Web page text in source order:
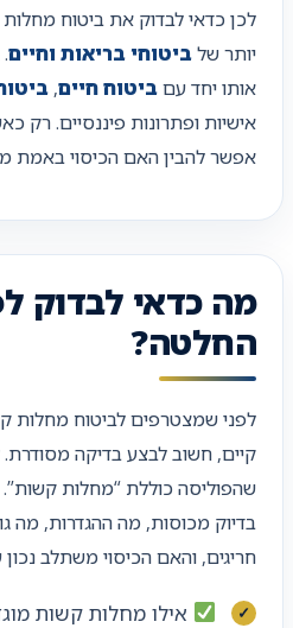
לכן כדאי לבדוק את ביטוח
יותר שלביטוחי בריאות וחיים
אותו יחד עםביטוח חיים,
אישיות ופתרונות פיננסיים. רק
אפשר להבין האם הכיסוי באמת
מה כדאי לבדוק
החלטה?
לפני שמצטרפים לביטוח מחלות
קיים, חשוב לבצע בדיקה
שהפוליסה כוללת “מחלות קשות”.
בדיוק מכוסות, מה ההגדרות, מה
חריגים, והאם הכיסוי משתלב
אילו מחלות קשות